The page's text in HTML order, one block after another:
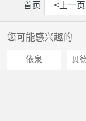
首页 <上一页
您可能感兴趣的
依泉